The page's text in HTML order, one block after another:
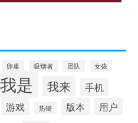
卵巢 吸烟者 团队 女孩
我是 我来 手机
游戏 热键 版本 用户